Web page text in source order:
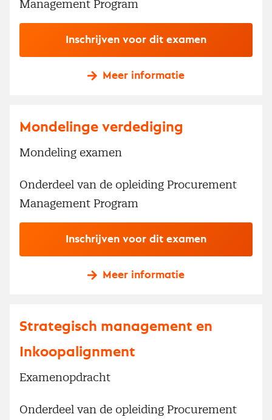
Management Program
Inschrijven voor dit examen
Meer informatie
Mondelinge verdediging
Mondeling examen
Onderdeel van de opleiding Procurement
Management Program
Inschrijven voor dit examen
Meer informatie
Strategisch management en
Inkoopalignment
Examenopdracht
Onderdeel van de opleiding Procurement